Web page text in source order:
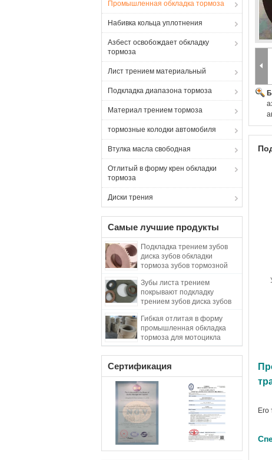
Промышленная обкладка тормоза
Набивка кольца уплотнения
Азбест освобождает обкладку
тормоза
Лист трением материальный
Подкладка диапазона тормоза
Материал трением тормоза
тормозные колодки автомобиля
Втулка масла свободная
Отлитый в форму крен обкладки
тормоза
Диски трения
Самые лучшие продукты
Подкладка трением зубов
диска зубов обкладки
тормоза зубов тормозной
Зубы листа трением
покрывают подкладку
трением зубов диска зубов
Гибкая отлитая в форму
промышленная обкладка
тормоза для мотоцикла
приемистости легкой
тележки
Сертификация
Его